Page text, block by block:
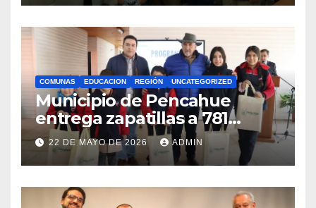
internacionales
COMUNAS EDUCACION REGIÓN UNCATEGORIZED
Municipio de Pencahue
entrega zapatillas a 781
estudiantes con recursos del
Royalty Minero
22 DE MAYO DE 2026 ADMIN